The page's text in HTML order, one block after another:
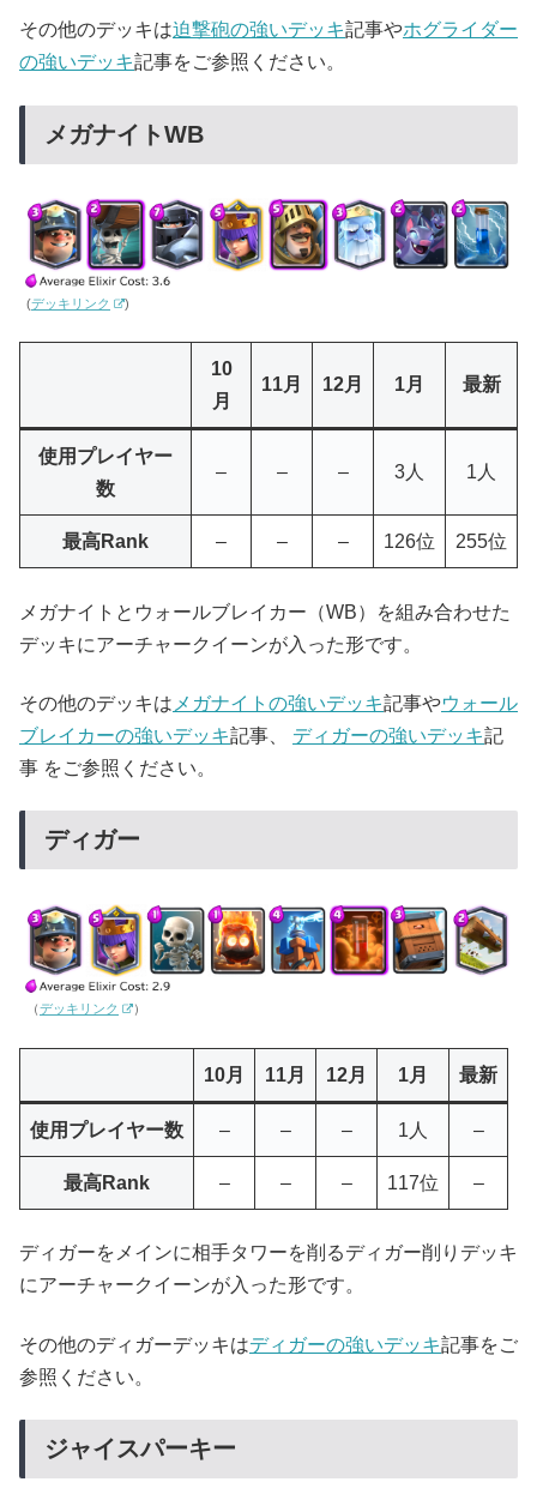
その他のデッキは迫撃砲の強いデッキ記事やホグライダー
の強いデッキ記事をご参照ください。
メガナイトWB
(デッキリンク )
10
月
11月 12月 1月 最新
使用プレイヤー
数
– – – 3人 1人
最高Rank – – – 126位 255位
メガナイトとウォールブレイカー（WB）を組み合わせた
デッキにアーチャークイーンが入った形です。
その他のデッキは メガナイトの強いデッキ記事やウォール
ブレイカーの強いデッキ記事、 ディガーの強いデッキ記
事 をご参照ください。
ディガー
（デッキリンク ）
10月 11月 12月 1月 最新
使用プレイヤー数 – – – 1人 –
最高Rank – – – 117位 –
ディガーをメインに相手タワーを削るディガー削りデッキ
にアーチャークイーンが入った形です。
その他のディガーデッキはディガーの強いデッキ記事をご
参照ください。
ジャイスパーキー